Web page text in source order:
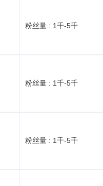
粉丝量 : 1千-5千
粉丝量 : 1千-5千
粉丝量 : 1千-5千